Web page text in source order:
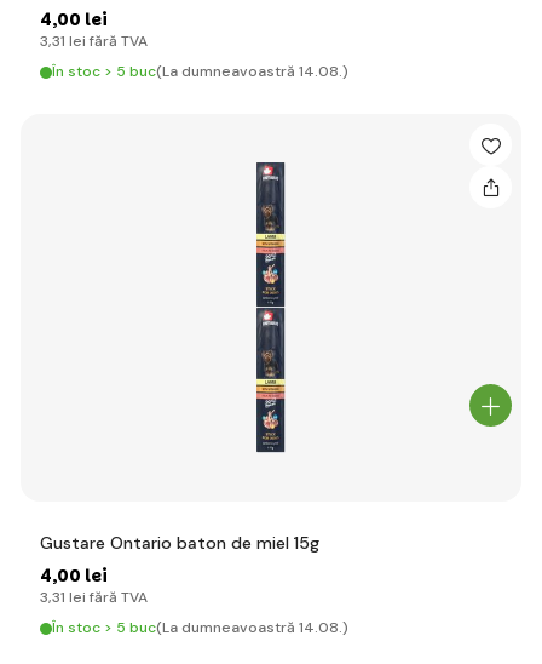
4,00 lei
3,31 lei fără TVA
În stoc > 5 buc(La dumneavoastră 14.08.)
Gustare Ontario baton de miel 15g
4,00 lei
3,31 lei fără TVA
În stoc > 5 buc(La dumneavoastră 14.08.)